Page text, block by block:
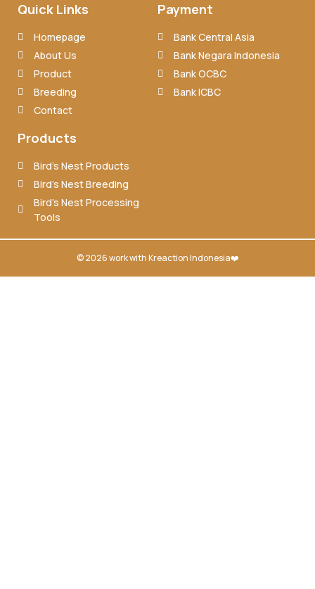
Quick Links
Homepage
About Us
Product
Breeding
Contact
Payment
Bank Central Asia
Bank Negara Indonesia
Bank OCBC
Bank ICBC
Products
Bird’s Nest Products
Bird’s Nest Breeding
Bird’s Nest Processing
Tools
© 2026 work withKreaction Indonesia❤️